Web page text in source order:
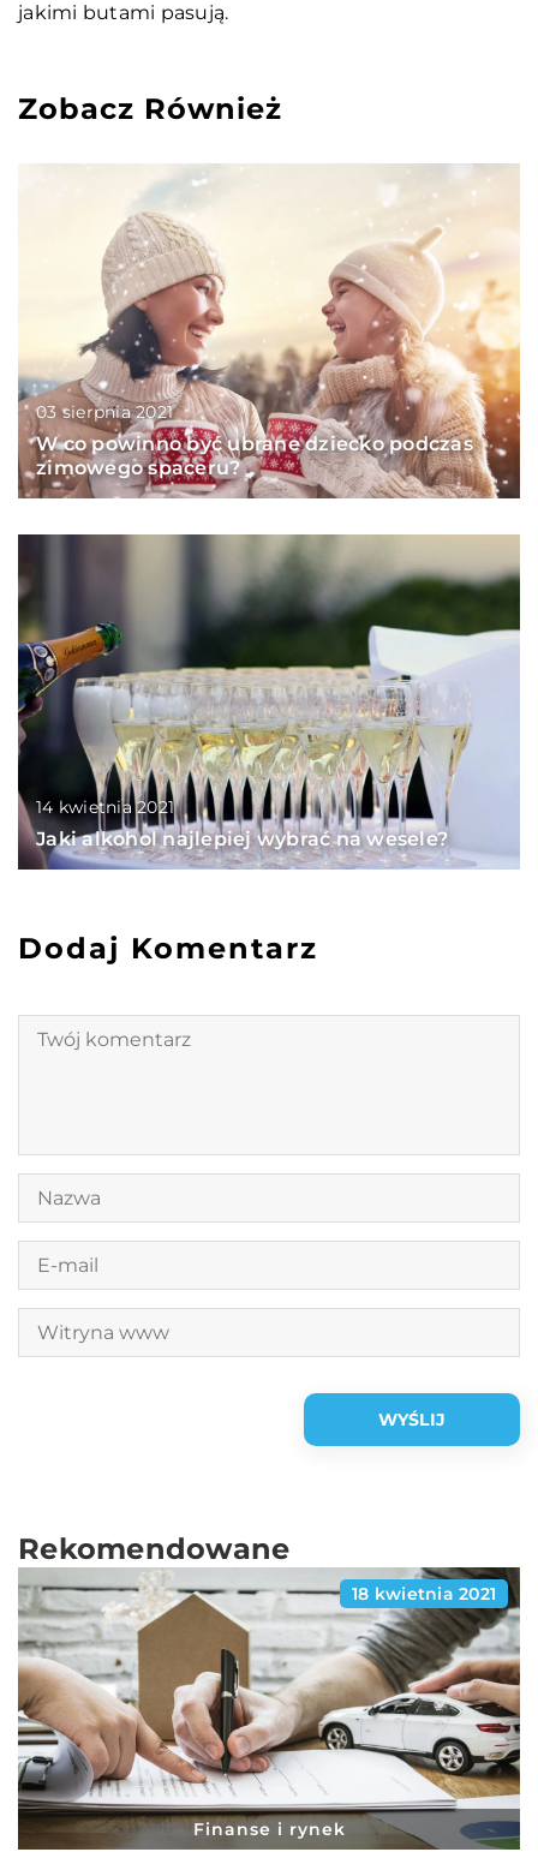
jakimi butami pasują.
Zobacz Również
03 sierpnia 2021
W co powinno być ubrane dziecko podczas
zimowego spaceru?
14 kwietnia 2021
Jaki alkohol najlepiej wybrać na wesele?
Dodaj Komentarz
Rekomendowane
18 kwietnia 2021
Finanse i rynek